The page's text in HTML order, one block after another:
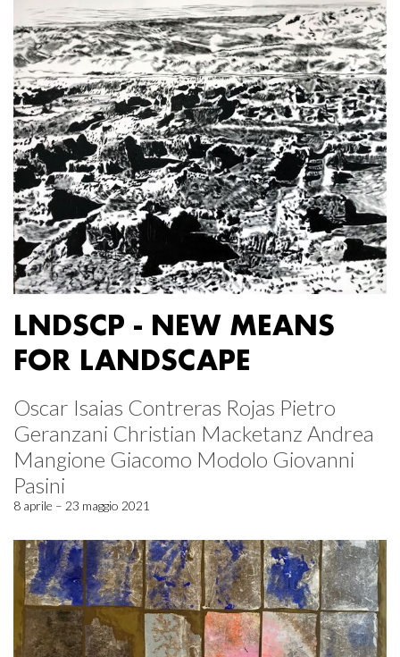
LNDSCP - NEW MEANS
FOR LANDSCAPE
Oscar Isaias Contreras Rojas Pietro
Geranzani Christian Macketanz Andrea
Mangione Giacomo Modolo Giovanni
Pasini
8 aprile – 23 maggio 2021